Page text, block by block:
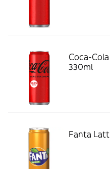
Coca-
330ml
Fanta